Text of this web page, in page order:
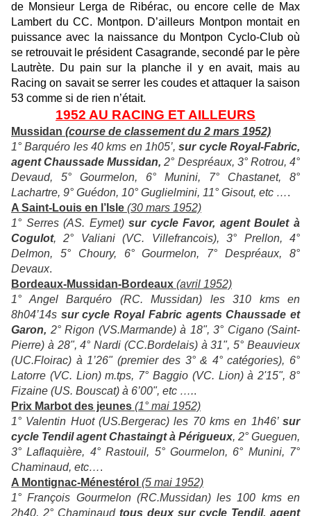
de Monsieur Lerga de Ribérac, ou encore celle de Max
Lambert du CC. Montpon. D’ailleurs Montpon montait en
puissance avec la naissance du Montpon Cyclo-Club où
se retrouvait le président Casagrande, secondé par le père
Lautrète. Du pain sur la planche il y en avait, mais au
Racing on savait se serrer les coudes et attaquer la saison
53 comme si de rien n’était.
1952 AU RACING ET AILLEURS
Mussidan (course de classement du 2 mars 1952)
1° Barquéro les 40 kms en 1h05’,sur cycle Royal-Fabric,
agent Chaussade Mussidan,2° Despréaux, 3° Rotrou, 4°
Devaud, 5° Gourmelon, 6° Munini, 7° Chastanet, 8°
Lachartre, 9° Guédon, 10° Guglielmini, 11° Gisout, etc ….
A Saint-Louis en l’Isle (30 mars 1952)
1° Serres (AS. Eymet)sur cycle Favor, agent Boulet à
Cogulot, 2° Valiani (VC. Villefrancois), 3° Prellon, 4°
Delmon, 5° Choury, 6° Gourmelon, 7° Despréaux, 8°
Devaux.
Bordeaux-Mussidan-Bordeaux (avril 1952)
1° Angel Barquéro (RC. Mussidan) les 310 kms en
8h04’14s sur cycle Royal Fabric agents Chaussade et
Garon, 2° Rigon (VS.Marmande) à 18", 3° Cigano (Saint-
Pierre) à 28", 4° Nardi (CC.Bordelais) à 31", 5° Beauvieux
(UC.Floirac) à 1’26" (premier des 3° & 4° catégories), 6°
Latorre (VC. Lion) m.tps, 7° Baggio (VC. Lion) à 2'15", 8°
Fizaine (US. Bouscat) à 6’00", etc …..
Prix Marbot des jeunes (1° mai 1952)
1° Valentin Huot (US.Bergerac) les 70 kms en 1h46’ sur
cycle Tendil agent Chastaingt à Périgueux, 2° Gueguen,
3° Laflaquière, 4° Rastouil, 5° Gourmelon, 6° Munini, 7°
Chaminaud, etc….
A Montignac-Ménestérol (5 mai 1952)
1° François Gourmelon (RC.Mussidan) les 100 kms en
2h40, 2° Chaminaud tous deux sur cycle Tendil, agent